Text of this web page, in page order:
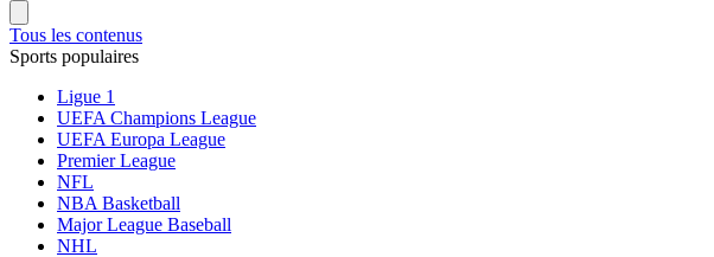
Tous les contenus
Sports populaires
Ligue 1
UEFA Champions League
UEFA Europa League
Premier League
NFL
NBA Basketball
Major League Baseball
NHL